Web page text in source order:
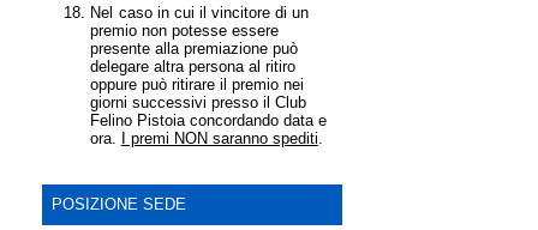
Nel caso in cui il vincitore di un
premio non potesse essere
presente alla premiazione può
delegare altra persona al ritiro
oppure può ritirare il premio nei
giorni successivi presso il Club
Felino Pistoia concordando data e
ora.
I premi NON saranno spediti.
POSIZIONE SEDE